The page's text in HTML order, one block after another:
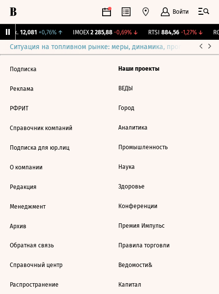
Войти
Бирж. 12,081 +0,76%↑ IMOEX 2 285,88 -0,69%↓ RTSI 884,56 -1,27%↓
Ситуация на топливном рынке: меры, динамика, прогнозы
Подписка
Реклама
РФРИТ
Справочник компаний
Подписка для юр.лиц
О компании
Редакция
Менеджмент
Архив
Обратная связь
Справочный центр
Распространение
Наши проекты
ВЕДЫ
Город
Аналитика
Промышленность
Наука
Здоровье
Конференции
Премия Импульс
Правила торговли
Ведомости&
Капитал